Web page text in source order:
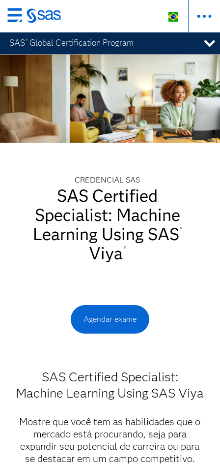
Pular
para
o
conteúdo
SAS ® Global Certification Program
CREDENCIAL SAS
SAS Certified
Specialist: Machine
Learning Using SAS®
Viya®
Agendar exame
SAS Certified Specialist:
Machine Learning Using SAS Viya
Mostre que você tem as habilidades que o
mercado está procurando, seja para
expandir seu potencial de carreira ou para
se destacar em um campo competitivo.